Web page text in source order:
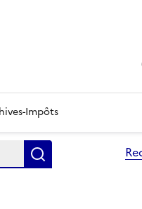
Impôts